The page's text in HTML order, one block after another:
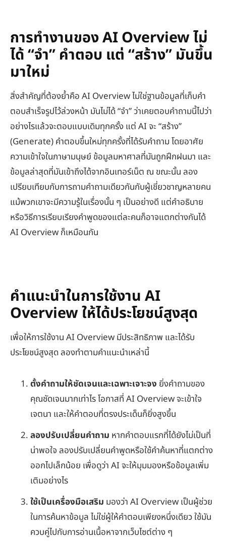
การทำงานของ AI Overview ไม่
ได้ “จำ” คำตอบ แต่ “สร้าง” มันขึ้น
มาใหม่
สิ่งสำคัญที่ต้องย้ำคือ AI Overview ไม่ใช่ฐานข้อมูลที่เก็บคำ
ตอบสำเร็จรูปไว้ล่วงหน้า มันไม่ได้ “จำ” ว่าเคยตอบคำถามนี้ไปว่า
อย่างไรแล้วจะตอบแบบเดิมทุกครั้ง แต่ AI จะ “สร้าง”
(Generate) คำตอบขึ้นใหม่ทุกครั้งที่ได้รับคำถาม โดยอาศัย
ความเข้าใจในภาษามนุษย์ ข้อมูลมหาศาลที่มันถูกฝึกฝนมา และ
ข้อมูลล่าสุดที่มันเข้าถึงได้จากอินเทอร์เน็ต ณ ขณะนั้น ลอง
เปรียบเทียบกับการถามคำถามเดียวกันกับผู้เชี่ยวชาญหลายคน
แม้พวกเขาจะมีความรู้ในเรื่องนั้น ๆ เป็นอย่างดี แต่คำอธิบาย
หรือวิธีการเรียบเรียงคำพูดของแต่ละคนก็อาจแตกต่างกันได้
AI Overview ก็เหมือนกัน
คำแนะนำในการใช้งาน AI
Overview ให้ได้ประโยชน์สูงสุด
เพื่อให้การใช้งาน AI Overview มีประสิทธิภาพ และได้รับ
ประโยชน์สูงสุด ลองทำตามคำแนะนำเหล่านี้
ตั้งคำถามให้ชัดเจนและเฉพาะเจาะจง ยิ่งคำถามของ
คุณชัดเจนมากเท่าไร โอกาสที่ AI Overview จะเข้าใจ
เจตนา และให้คำตอบที่ตรงประเด็นก็ยิ่งสูงขึ้น
ลองปรับเปลี่ยนคำถาม หากคำตอบแรกที่ได้ยังไม่เป็นที่
น่าพอใจ ลองปรับเปลี่ยนคำพูดหรือใช้คำค้นหาที่แตกต่าง
ออกไปเล็กน้อย เพื่อดูว่า AI จะให้มุมมองหรือข้อมูลเพิ่ม
เติมอย่างไร
ใช้เป็นเครื่องมือเสริม มองว่า AI Overview เป็นผู้ช่วย
ในการค้นหาข้อมูล ไม่ใช่ผู้ให้คำตอบเพียงหนึ่งเดียว ใช้มัน
ควบคู่ไปกับการอ่านเนื้อหาจากเว็บไซต์ต่าง ๆ